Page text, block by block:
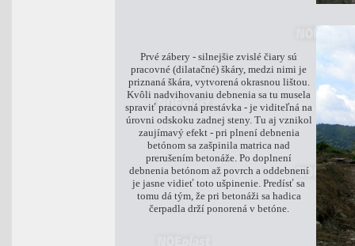
Prvé zábery - silnejšie zvislé čiary sú
pracovné (dilatačné) škáry, medzi nimi je
priznaná škára, vytvorená okrasnou lištou.
Kvôli nadvihovaniu debnenia sa tu musela
spraviť pracovná prestávka - je viditeľná na
úrovni odskoku zadnej steny. Tu aj vznikol
zaujímavý efekt - pri plnení debnenia
betónom sa zašpinila matrica nad
prerušením betonáže. Po doplnení
debnenia betónom až povrch a oddebnení
je jasne vidieť toto ušpinenie. Predísť sa
tomu dá tým, že pri betonáži sa hadica
čerpadla drží ponorená v betóne.